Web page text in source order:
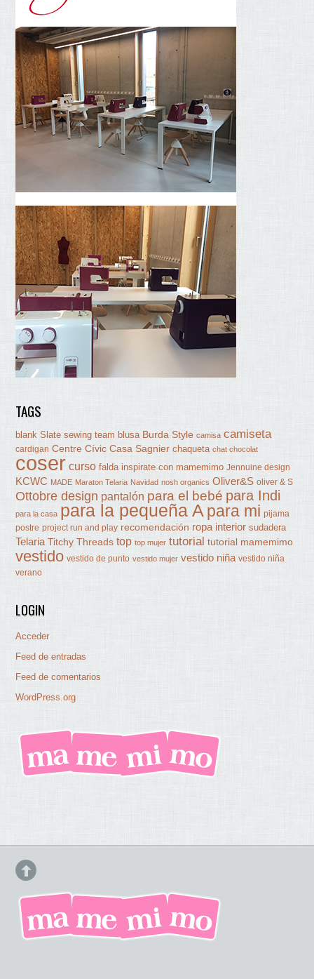
TAGS
blank Slate sewing team blusa Burda Style camisa camiseta
cardigan Centre Cívic Casa Sagnier chaqueta chat chocolat
coser curso falda inspirate con mamemimo Jennuine design
KCWC MADE Maraton Telaria Navidad nosh organics Oliver&S oliver & S
Ottobre design pantalón para el bebé para Indi
para la casa para la pequeña A para mi pijama
postre project run and play recomendación ropa interior sudadera
Telaria Titchy Threads top top mujer tutorial tutorial mamemimo
vestido vestido de punto vestido mujer vestido niña vestido niña
verano
LOGIN
Acceder
Feed de entradas
Feed de comentarios
WordPress.org